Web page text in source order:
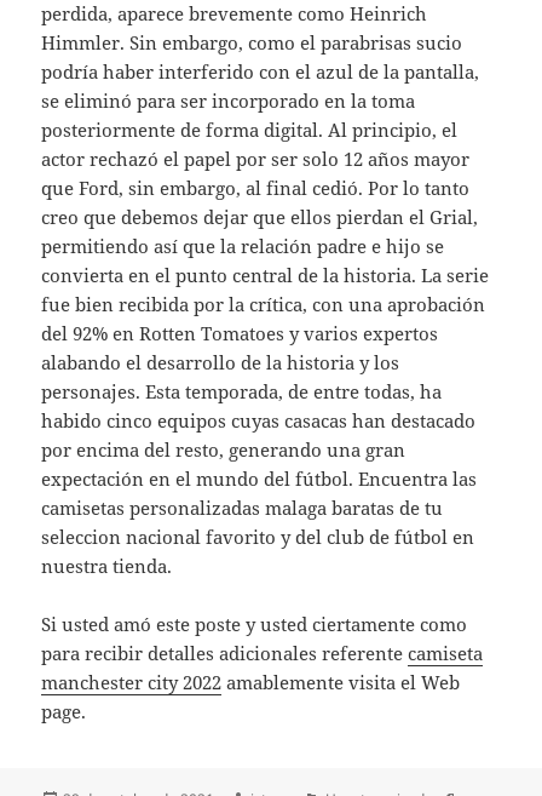
perdida, aparece brevemente como Heinrich
Himmler. Sin embargo, como el parabrisas sucio
podría haber interferido con el azul de la pantalla,
se eliminó para ser incorporado en la toma
posteriormente de forma digital. Al principio, el
actor rechazó el papel por ser solo 12 años mayor
que Ford, sin embargo, al final cedió. Por lo tanto
creo que debemos dejar que ellos pierdan el Grial,
permitiendo así que la relación padre e hijo se
convierta en el punto central de la historia. La serie
fue bien recibida por la crítica, con una aprobación
del 92% en Rotten Tomatoes y varios expertos
alabando el desarrollo de la historia y los
personajes. Esta temporada, de entre todas, ha
habido cinco equipos cuyas casacas han destacado
por encima del resto, generando una gran
expectación en el mundo del fútbol. Encuentra las
camisetas personalizadas malaga baratas de tu
seleccion nacional favorito y del club de fútbol en
nuestra tienda.
Si usted amó este poste y usted ciertamente como
para recibir detalles adicionales referentecamiseta
manchester city 2022 amablemente visita el Web
page.